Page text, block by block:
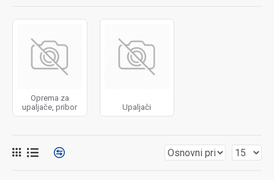
Oprema za
upaljače, pribor
Upaljači